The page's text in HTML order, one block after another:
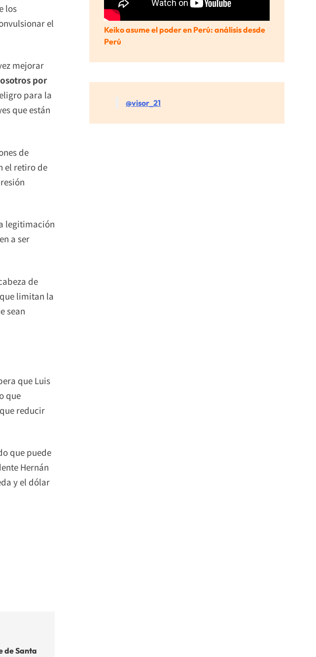
los
el
mejorar
por
para la
que están
de
el retiro de
legitimación
a ser
de
limitan la
sean
que Luis
que
reducir
que puede
Hernán
y el dólar
de Santa
Keiko asume el poder en Perú: análisis desde
Perú
@visor_21